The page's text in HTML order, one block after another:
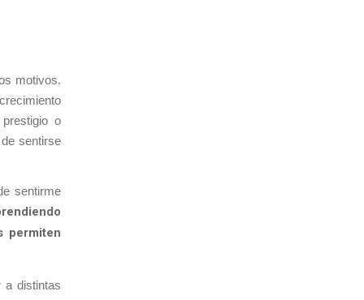
motivos.
o
sentirse
sentirme
permiten
a distintas